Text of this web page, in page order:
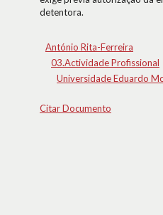
detentora.
António Rita-Ferreira
03.Actividade Profissional
Universidade Eduardo
Citar Documento